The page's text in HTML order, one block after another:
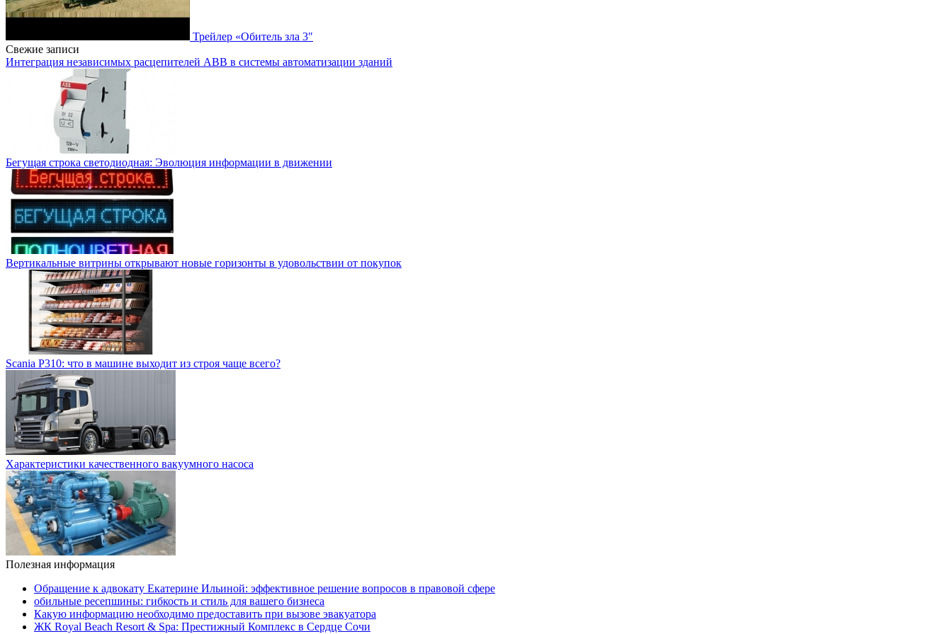
Трейлер «Обитель зла 3″
Свежие записи
Интеграция независимых расцепителей ABB в системы автоматизации зданий
Бегущая строка светодиодная: Эволюция информации в движении
Вертикальные витрины открывают новые горизонты в удовольствии от покупок
Scania P310: что в машине выходит из строя чаще всего?
Характеристики качественного вакуумного насоса
Полезная информация
Обращение к адвокату Екатерине Ильиной: эффективное решение вопросов в правовой сфере
обильные ресепшины: гибкость и стиль для вашего бизнеса
Какую информацию необходимо предоставить при вызове эвакуатора
ЖК Royal Beach Resort & Spa: Престижный Комплекс в Сердце Сочи